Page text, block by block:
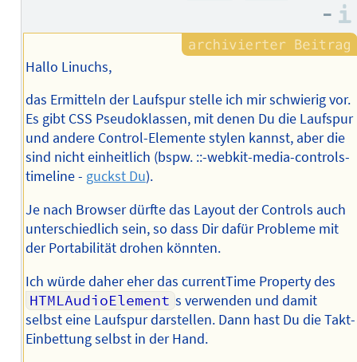
–
Hallo Linuchs,
das Ermitteln der Laufspur stelle ich mir schwierig vor.
Es gibt CSS Pseudoklassen, mit denen Du die Laufspur
und andere Control-Elemente stylen kannst, aber die
sind nicht einheitlich (bspw. ::-webkit-media-controls-
timeline - guckst Du).
Je nach Browser dürfte das Layout der Controls auch
unterschiedlich sein, so dass Dir dafür Probleme mit
der Portabilität drohen könnten.
Ich würde daher eher das currentTime Property des
HTMLAudioElement s verwenden und damit
selbst eine Laufspur darstellen. Dann hast Du die Takt-
Einbettung selbst in der Hand.